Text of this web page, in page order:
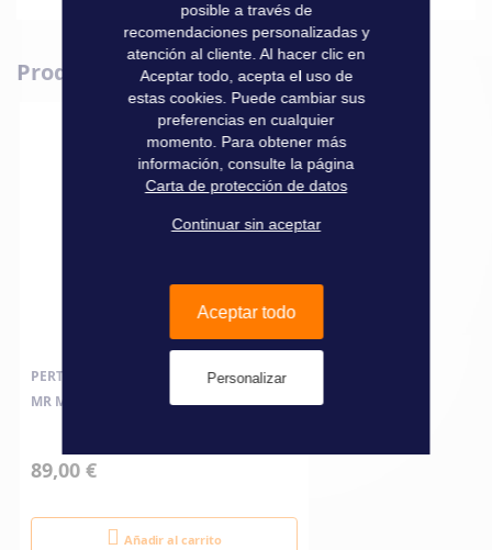
Características
Informaciones
Liros
Produits complémentaires
PERTIGA PORTE AMARRA CON MUELLE
MR MOORING
89,00 €
Añadir al carrito
posible a través de
recomendaciones personalizadas y
atención al cliente. Al hacer clic en
Aceptar todo, acepta el uso de
estas cookies. Puede cambiar sus
preferencias en cualquier
momento. Para obtener más
información, consulte la página
Carta de protección de datos
Continuar sin aceptar
Aceptar todo
Personalizar